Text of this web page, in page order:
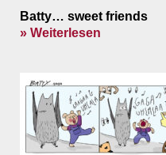
Batty… sweet friends
» Weiterlesen